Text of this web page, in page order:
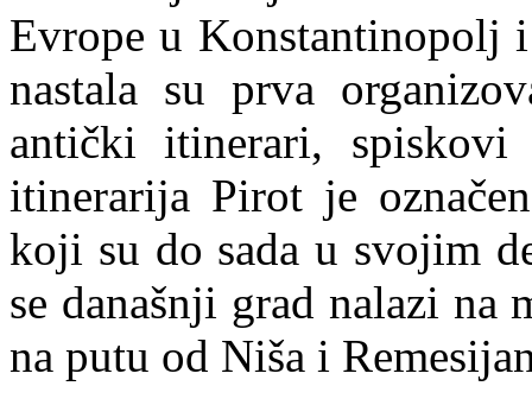
Evrope u Konstantinopolj
nastala su prva
antički itinerari,
itinerarija Pirot je
koji su do sada u svojim
se današnji grad nalazi na
na putu od Niša i